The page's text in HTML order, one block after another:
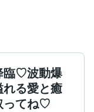
臨♡波動爆
る愛と癒
ってね♡